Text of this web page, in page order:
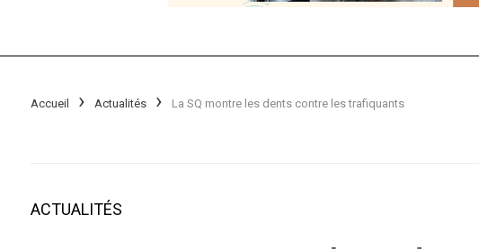
Accueil Actualités La SQ montre les dents contre les trafiquants
ACTUALITÉS